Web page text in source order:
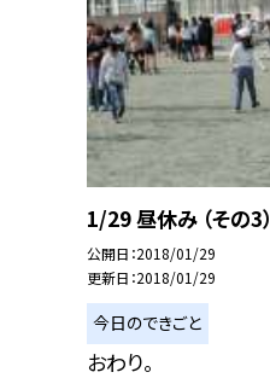
1/29 昼休み （その3）
公開日 2018/01/29
更新日 2018/01/29
今日のできごと
おわり。